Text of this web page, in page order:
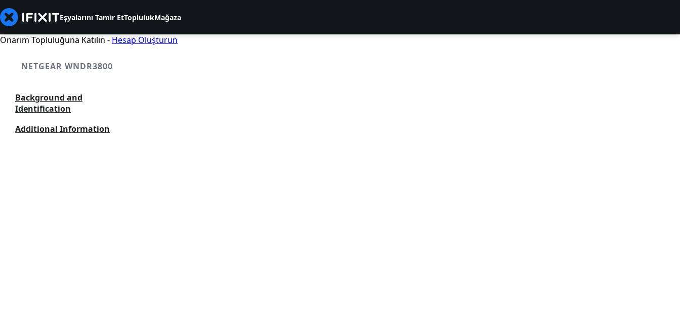
Eşyalarını Tamir EtToplulukMağaza
Onarım Topluluğuna Katılın - Hesap Oluşturun
NETGEAR WNDR3800
Background and
Identification
Additional Information